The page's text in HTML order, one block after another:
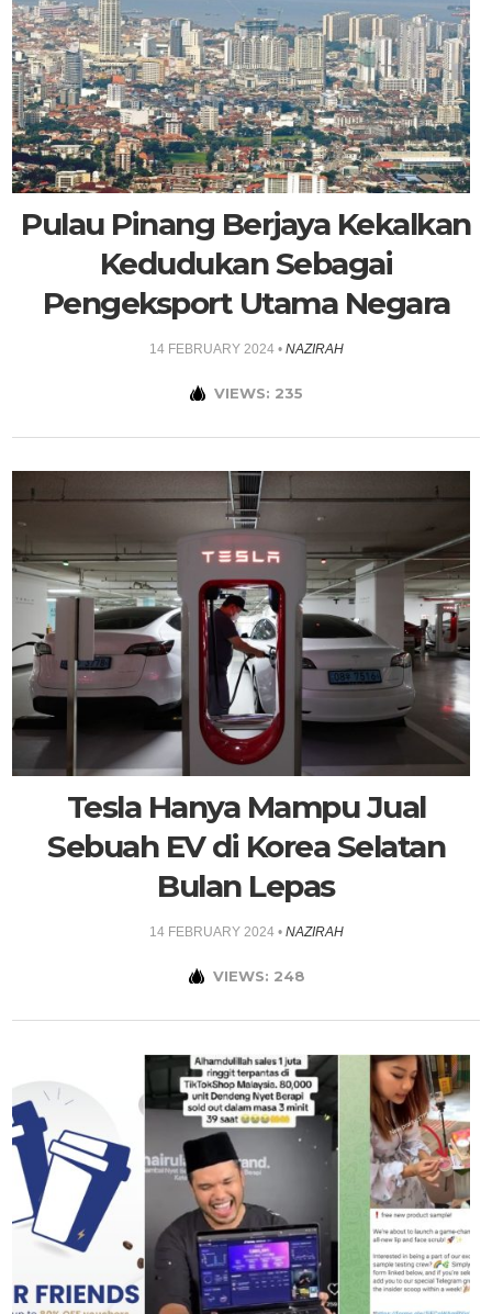
Pulau Pinang Berjaya Kekalkan
Kedudukan Sebagai
Pengeksport Utama Negara
14 FEBRUARY 2024• NAZIRAH
VIEWS: 235
Tesla Hanya Mampu Jual
Sebuah EV di Korea Selatan
Bulan Lepas
14 FEBRUARY 2024• NAZIRAH
VIEWS: 248